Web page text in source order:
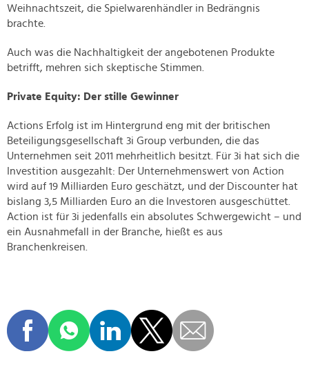
Weihnachtszeit, die Spielwarenhändler in Bedrängnis
brachte.
Auch was die Nachhaltigkeit der angebotenen Produkte
betrifft, mehren sich skeptische Stimmen.
Private Equity: Der stille Gewinner
Actions Erfolg ist im Hintergrund eng mit der britischen
Beteiligungsgesellschaft 3i Group verbunden, die das
Unternehmen seit 2011 mehrheitlich besitzt. Für 3i hat sich die
Investition ausgezahlt: Der Unternehmenswert von Action
wird auf 19 Milliarden Euro geschätzt, und der Discounter hat
bislang 3,5 Milliarden Euro an die Investoren ausgeschüttet.
Action ist für 3i jedenfalls ein absolutes Schwergewicht – und
ein Ausnahmefall in der Branche, hießt es aus
Branchenkreisen.